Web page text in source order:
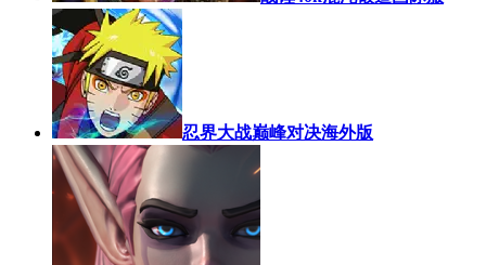
忍界大战巅峰对决海外版